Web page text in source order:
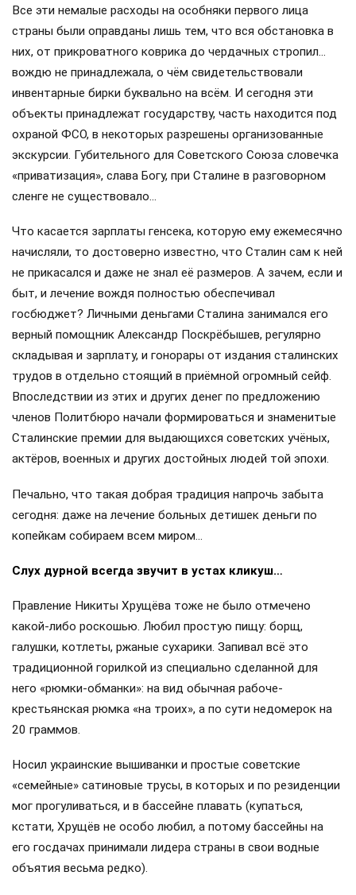
Все эти немалые расходы на особняки первого лица
страны были оправданы лишь тем, что вся обстановка в
них, от прикроватного коврика до чердачных стропил…
вождю не принадлежала, о чём свидетельствовали
инвентарные бирки буквально на всём. И сегодня эти
объекты принадлежат государству, часть находится под
охраной ФСО, в некоторых разрешены организованные
экскурсии. Губительного для Советского Союза словечка
«приватизация», слава Богу, при Сталине в разговорном
сленге не существовало…
Что касается зарплаты генсека, которую ему ежемесячно
начисляли, то достоверно известно, что Сталин сам к ней
не прикасался и даже не знал её размеров. А зачем, если и
быт, и лечение вождя полностью обеспечивал
госбюджет? Личными деньгами Сталина занимался его
верный помощник Александр Поскрёбышев, регулярно
складывая и зарплату, и гонорары от издания сталинских
трудов в отдельно стоящий в приёмной огромный сейф.
Впоследствии из этих и других денег по предложению
членов Политбюро начали формироваться и знаменитые
Сталинские премии для выдающихся советских учёных,
актёров, военных и других достойных людей той эпохи.
Печально, что такая добрая традиция напрочь забыта
сегодня: даже на лечение больных детишек деньги по
копейкам собираем всем миром…
Слух дурной всегда звучит в устах кликуш…
Правление Никиты Хрущёва тоже не было отмечено
какой-либо роскошью. Любил простую пищу: борщ,
галушки, котлеты, ржаные сухарики. Запивал всё это
традиционной горилкой из специально сделанной для
него «рюмки-обманки»: на вид обычная рабоче-
крестьянская рюмка «на троих», а по сути недомерок на
20 граммов.
Носил украинские вышиванки и простые советские
«семейные» сатиновые трусы, в которых и по резиденции
мог прогуливаться, и в бассейне плавать (купаться,
кстати, Хрущёв не особо любил, а потому бассейны на
его госдачах принимали лидера страны в свои водные
объятия весьма редко).